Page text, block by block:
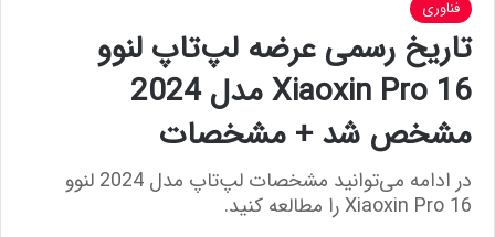
فناوری
تاریخ رسمی عرضه لپ‌تاپ لنوو
Xiaoxin Pro 16 مدل 2024
مشخص شد + مشخصات
در ادامه می‌توانید مشخصات لپ‌تاپ مدل 2024 لنوو
Xiaoxin Pro 16 را مطالعه کنید.